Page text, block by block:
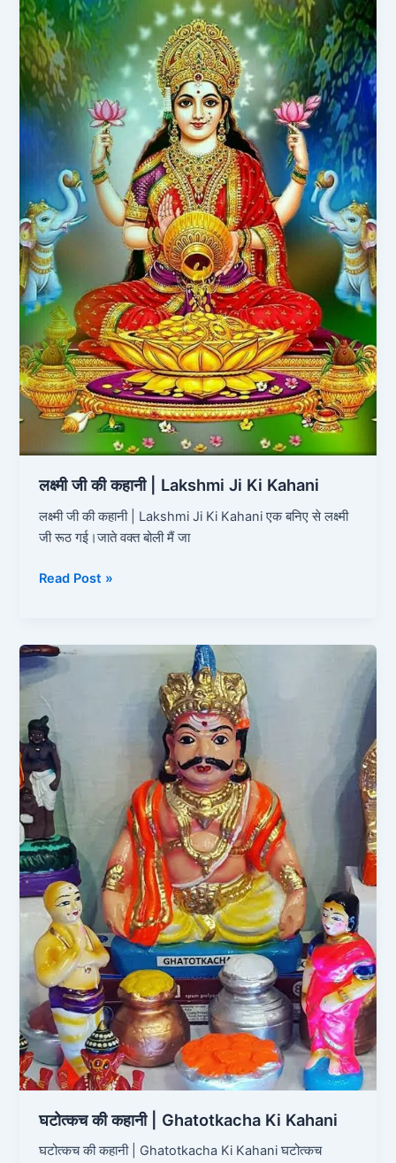
लक्ष्मी जी की कहानी | Lakshmi Ji Ki Kahani
लक्ष्मी जी की कहानी | Lakshmi Ji Ki Kahani एक बनिए से लक्ष्मी
जी रूठ गई।जाते वक्त बोली मैं जा
Ki
Kahani
Read Post »
घटोत्कच की कहानी | Ghatotkacha Ki Kahani
घटोत्कच की कहानी | Ghatotkacha Ki Kahani घटोत्कच
घटोत्कच
की
कहानी
|
Ghatotkacha
Ki
Kahani